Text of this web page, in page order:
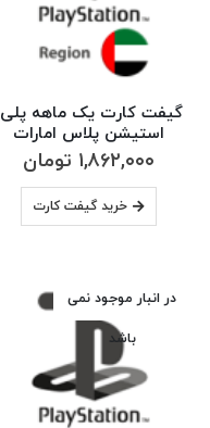
گيفت كارت یک ماهه پلی
استیشن پلاس امارات
۱,۸۶۲,۰۰۰ تومان
خرید گیفت کارت
در انبار موجود نمی
باشد